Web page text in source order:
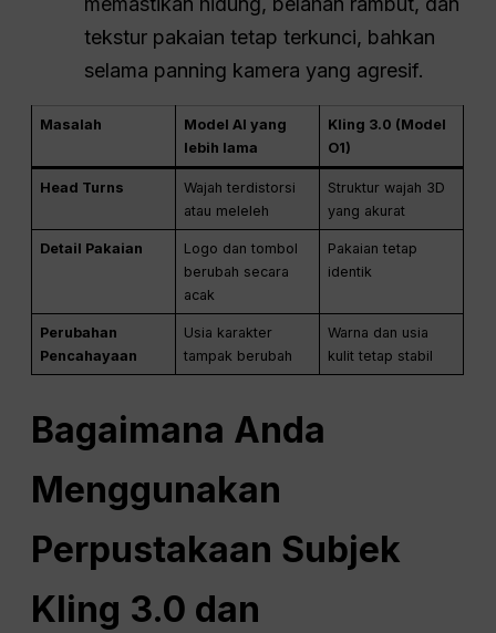
tekstur pakaian tetap terkunci, bahkan
selama panning kamera yang agresif.
Masalah
Model AI yang
lebih lama
Kling 3.0 (Model
O1)
Head Turns
Wajah terdistorsi
atau meleleh
Struktur wajah 3D
yang akurat
Detail Pakaian
Logo dan tombol
berubah secara
acak
Pakaian tetap
identik
Perubahan
Pencahayaan
Usia karakter
tampak berubah
Warna dan usia
kulit tetap stabil
Bagaimana Anda
Menggunakan
Perpustakaan Subjek
Kling 3.0 dan